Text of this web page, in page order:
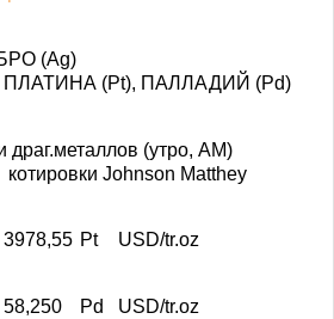
(Ag)
ПЛАТИНА (Pt), ПАЛЛАДИЙ (Pd)
драг.металлов (утро, АМ)
котировки Johnson Matthey
3978,55 Pt
USD/tr.oz
58,250 Pd
USD/tr.oz